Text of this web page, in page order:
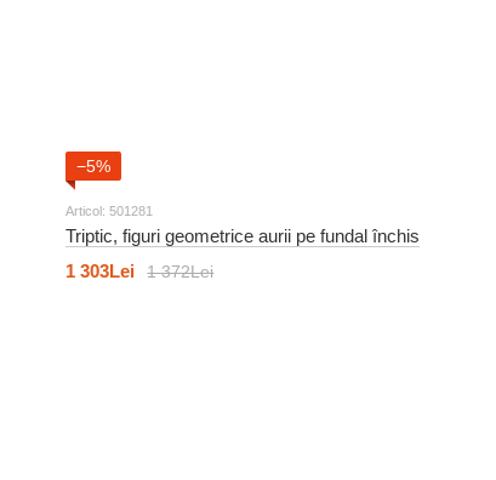
−5%
Articol: 501281
Triptic, figuri geometrice aurii pe fundal închis
1 372Lei
1 303Lei